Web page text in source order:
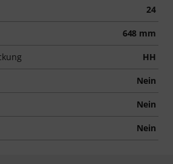
24
648 mm
HH
Nein
Nein
Nein